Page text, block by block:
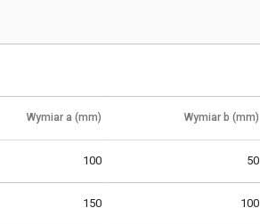
Wymiar a (mm) Wymiar b (mm)
100 50
150 100